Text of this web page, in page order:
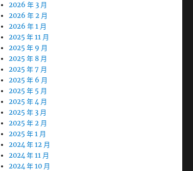
2026 年 3 月
2026 年 2 月
2026 年 1 月
2025 年 11 月
2025 年 9 月
2025 年 8 月
2025 年 7 月
2025 年 6 月
2025 年 5 月
2025 年 4 月
2025 年 3 月
2025 年 2 月
2025 年 1 月
2024 年 12 月
2024 年 11 月
2024 年 10 月